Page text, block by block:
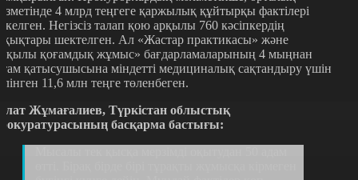
4 млрд теңгеге қаржылық құйтырқы фактілері
Негізсіз талап қою арқылы 760 кәсіпкердің
шектелген. Ал «Жастар практикасы» және
қоғамдық жұмыс» бағдарламаларының 4 мыңнан
қатысушысына міндетті медициналық сақтандыру үшін
11,6 млн теңге төленбеген.
Жұмағалиев, Түркістан облыстық
басқарма бастығы: